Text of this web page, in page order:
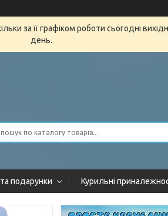
за її графіком роботи сьогодні
день.
подарунки Курильні